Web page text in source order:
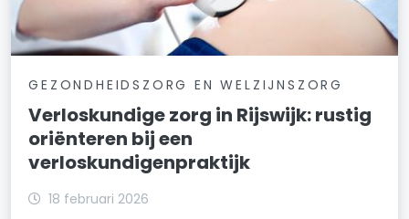
GEZONDHEIDSZORG EN WELZIJNSZORG
Verloskundige zorg in Rijswijk: rustig
oriënteren bij een
verloskundigenpraktijk
18 februari 2026